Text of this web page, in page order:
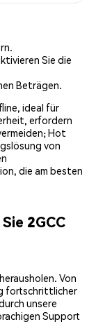
Sie die
Beträgen.
ideal für
erfordern
Hot
von
die am besten
2GCC
Von
fortschrittlicher
unsere
Support